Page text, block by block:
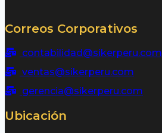
Correos Corporativos
contabilidad@sikerperu.com
ventas@sikerperu.com
gerencia@sikerperu.com
Ubicación